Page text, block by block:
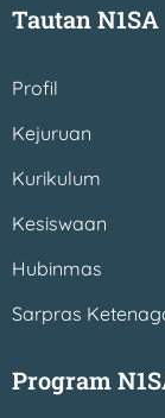
Tautan N1SA
Profil
Kejuruan
Kurikulum
Kesiswaan
Hubinmas
Sarpras
Program